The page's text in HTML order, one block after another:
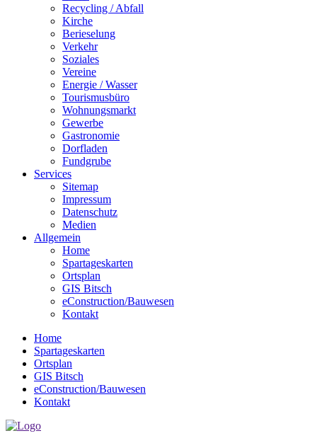
Recycling / Abfall
Kirche
Berieselung
Verkehr
Soziales
Vereine
Energie / Wasser
Tourismusbüro
Wohnungsmarkt
Gewerbe
Gastronomie
Dorfladen
Fundgrube
Services
Sitemap
Impressum
Datenschutz
Medien
Allgemein
Home
Spartageskarten
Ortsplan
GIS Bitsch
eConstruction/Bauwesen
Kontakt
Home
Spartageskarten
Ortsplan
GIS Bitsch
eConstruction/Bauwesen
Kontakt